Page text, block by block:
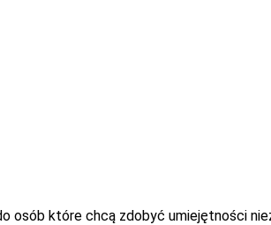
osób które chcą zdobyć umiejętności